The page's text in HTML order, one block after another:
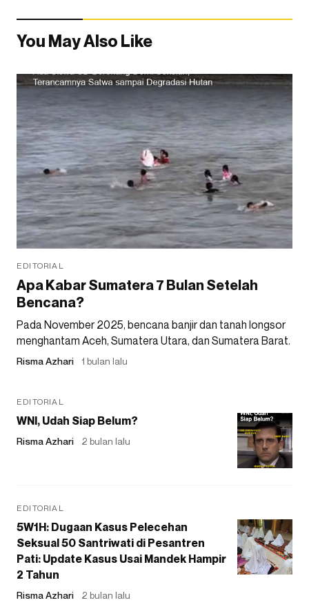
You May Also Like
EDITORIAL
Apa Kabar Sumatera 7 Bulan Setelah
Bencana?
Pada November 2025, bencana banjir dan tanah longsor
menghantam Aceh, Sumatera Utara, dan Sumatera Barat.
Risma Azhari 1 bulan lalu
EDITORIAL
WNI, Udah Siap Belum?
Risma Azhari 2 bulan lalu
EDITORIAL
5W1H: Dugaan Kasus Pelecehan
Seksual 50 Santriwati di Pesantren
Pati: Update Kasus Usai Mandek Hampir
2 Tahun
Risma Azhari 2 bulan lalu